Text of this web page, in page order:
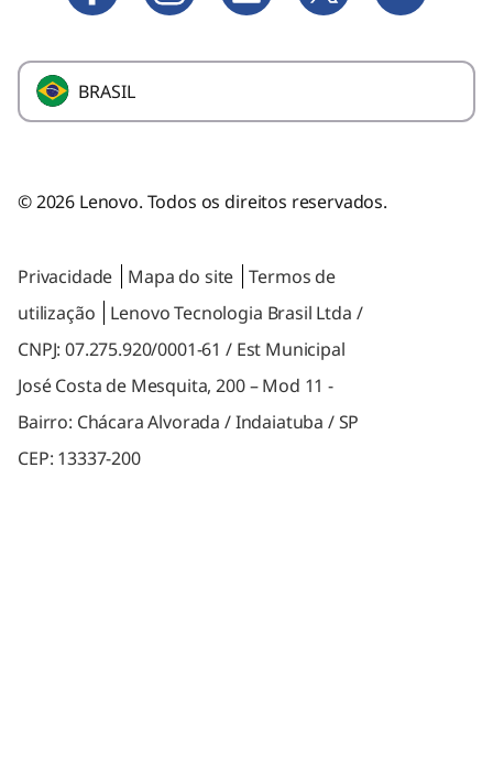
BRASIL
© 2026 Lenovo. Todos os direitos reservados.
Privacidade Mapa do site
Termos de
utilização
Lenovo Tecnologia Brasil Ltda /
CNPJ: 07.275.920/0001-61 / Est Municipal
José Costa de Mesquita, 200 – Mod 11 -
Bairro: Chácara Alvorada / Indaiatuba / SP
CEP: 13337-200